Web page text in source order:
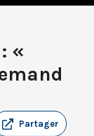
«
Partager